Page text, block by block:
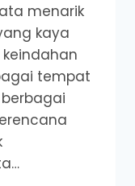
menarik
kaya
tempat